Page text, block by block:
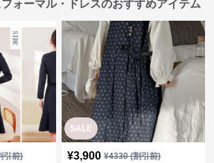
ォーマル・ドレスのおすすめアイテム
引前)
SALE
¥3,900 ¥4330(割引前)